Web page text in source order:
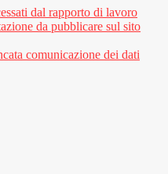
dal rapporto di lavoro
da pubblicare sul sito
comunicazione dei dati